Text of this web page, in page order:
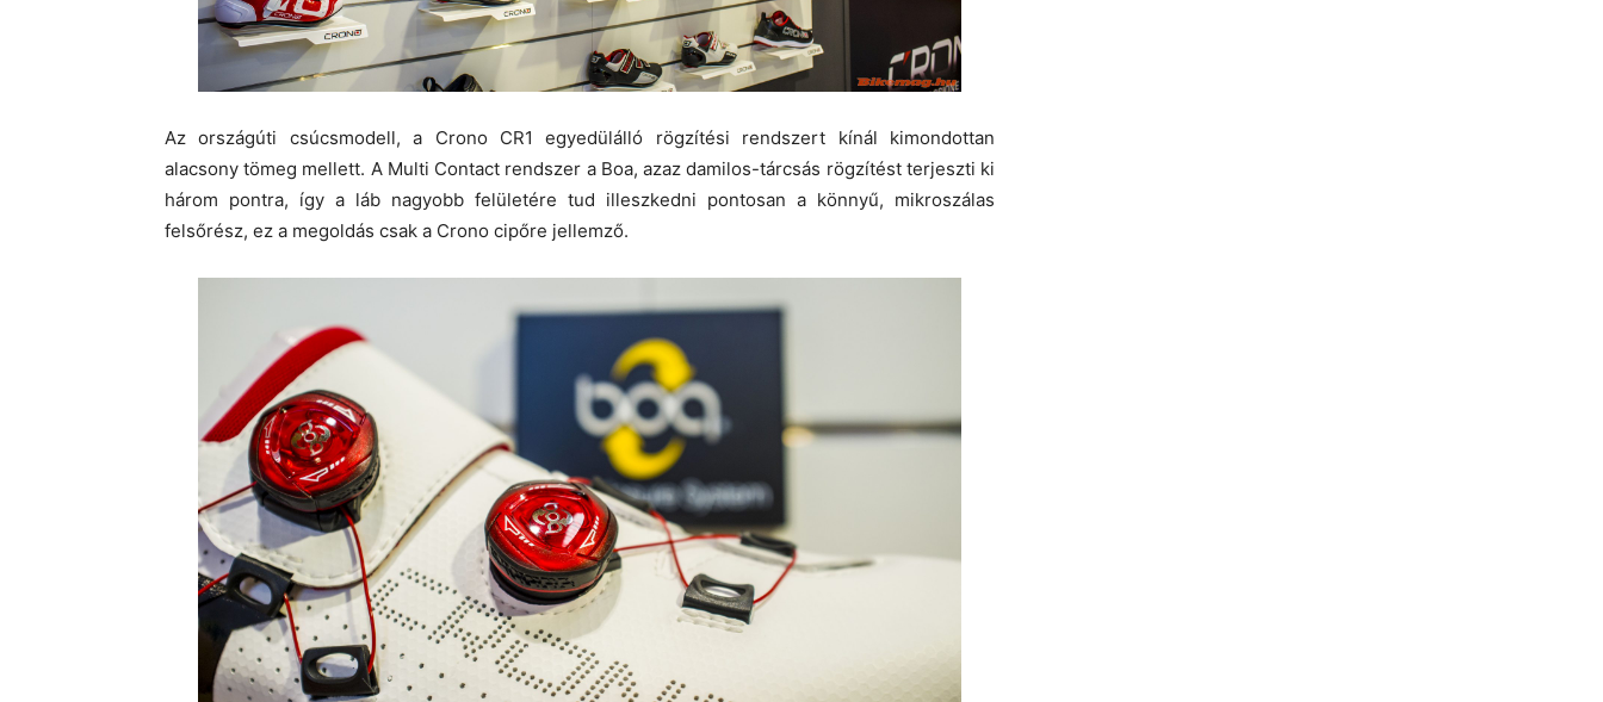
Az országúti csúcsmodell, a Crono CR1 egyedülálló rögzítési rendszert kínál kimondottan
alacsony tömeg mellett. A Multi Contact rendszer a Boa, azaz damilos-tárcsás rögzítést terjeszti ki
három pontra, így a láb nagyobb felületére tud illeszkedni pontosan a könnyű, mikroszálas
felsőrész, ez a megoldás csak a Crono cipőre jellemző.